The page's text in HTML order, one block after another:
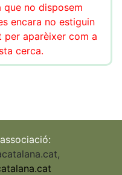
no disposem
encara no estiguin
per aparèixer com a
cerca.
,